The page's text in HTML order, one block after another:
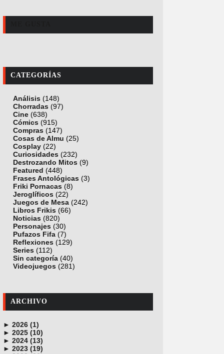
CATEGORÍAS
Análisis (148)
Chorradas (97)
Cine (638)
Cómics (915)
Compras (147)
Cosas de Almu (25)
Cosplay (22)
Curiosidades (232)
Destrozando Mitos (9)
Featured (448)
Frases Antológicas (3)
Friki Pornacas (8)
Jeroglíficos (22)
Juegos de Mesa (242)
Libros Frikis (66)
Noticias (820)
Personajes (30)
Pufazos Fifa (7)
Reflexiones (129)
Series (112)
Sin categoría (40)
Videojuegos (281)
ARCHIVO
► 2026 (1)
junio (1)
► 2025 (10)
noviembre (1)
octubre (1)
► 2024 (13)
diciembre (4)
► 2023 (19)